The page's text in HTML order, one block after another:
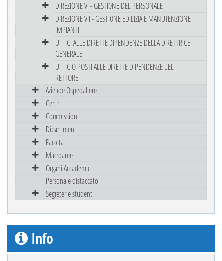
DIREZIONE VI - GESTIONE DEL PERSONALE
DIREZIONE VII - GESTIONE EDILIZIA E MANUTENZIONE
IMPIANTI
UFFICI ALLE DIRETTE DIPENDENZE DELLA DIRETTRICE
GENERALE
UFFICIO POSTI ALLE DIRETTE DIPENDENZE DEL
RETTORE
Aziende Ospedaliere
Centri
Commissioni
Dipartimenti
Facoltà
Macroaree
Organi Accademici
Personale distaccato
Segreterie studenti
Info